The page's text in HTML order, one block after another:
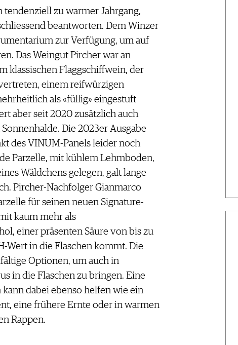
tendenziell zu warmer Jahrgang,
beantworten. Dem Winzer
zur Verfügung, um auf
Das Weingut Pircher war an
klassischen Flaggschiffwein, der
einem reifwürzigen
als «füllig» eingestuft
aber seit 2020 zusätzlich auch
Die 2023er Ausgabe
des VINUM-Panels leider noch
Parzelle, mit kühlem Lehmboden,
Wäldchens gelegen, galt lange
Pircher-Nachfolger Gianmarco
für seinen neuen Signature-
kaum mehr als
einer präsenten Säure von bis zu
Wert in die Flaschen kommt. Die
Optionen, um auch in
in die Flaschen zu bringen. Eine
dabei ebenso helfen wie ein
eine frühere Ernte oder in warmen
Rappen.